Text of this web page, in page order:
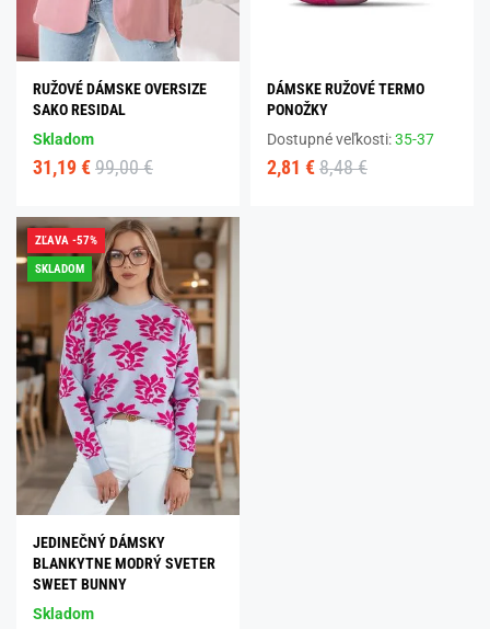
RUŽOVÉ DÁMSKE OVERSIZE
SAKO RESIDAL
Skladom
31,19 € 99,00 €
DÁMSKE RUŽOVÉ TERMO
PONOŽKY
Dostupné veľkosti:35-37
2,81 € 8,48 €
ZĽAVA -57%
SKLADOM
JEDINEČNÝ DÁMSKY
BLANKYTNE MODRÝ SVETER
SWEET BUNNY
Skladom